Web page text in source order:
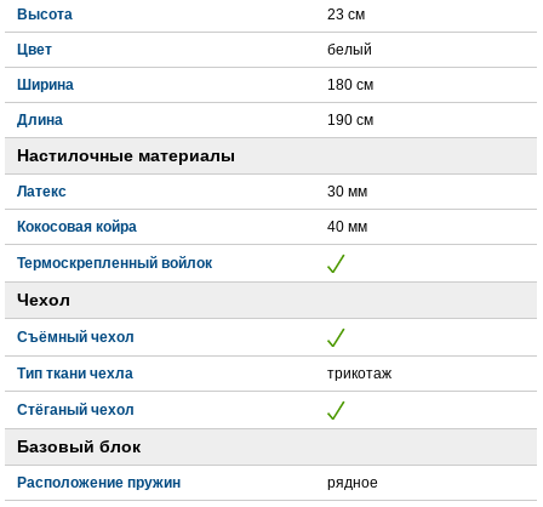
Высота 23 см
Цвет белый
Ширина 180 см
Длина 190 см
Настилочные материалы
Латекс 30 мм
Кокосовая койра 40 мм
Термоскрепленный войлок
Чехол
Съёмный чехол
Тип ткани чехла трикотаж
Стёганый чехол
Базовый блок
Расположение пружин рядное